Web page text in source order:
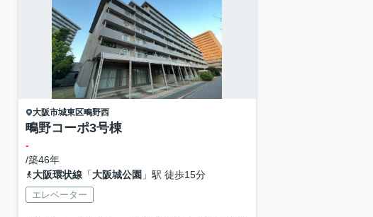
大阪市城東区鴫野西
鴫野コーポ3号棟
-
/築46年
大阪環状線「大阪城公園 」駅 徒歩15分
エレベーター